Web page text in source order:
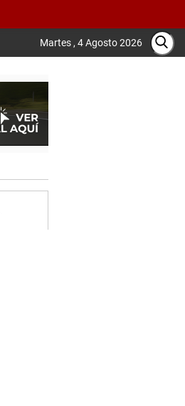
Martes , 4 Agosto 2026